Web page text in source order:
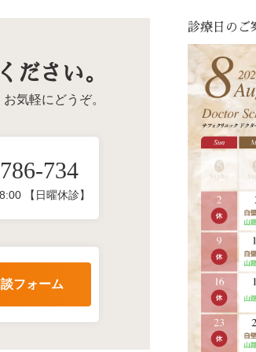
ださい。
気軽にどうぞ。
734
【日曜休診】
フォーム
診療日のご